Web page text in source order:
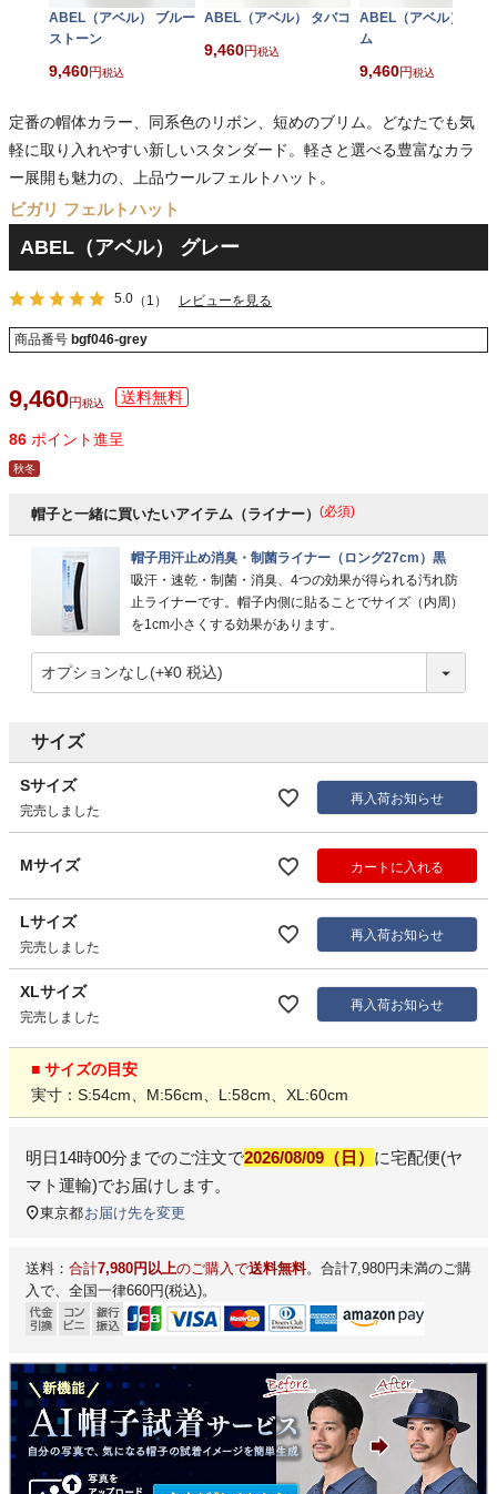
ABEL（アベル） ブルー
ストーン
9,460 税込
ABEL（アベル） タバコ
9,460 税込
ABEL（アベル） クリ
ム
9,460 税込
定番の帽体カラー、同系色のリボン、短めのブリム。どなたでも気
軽に取り入れやすい新しいスタンダード。軽さと選べる豊富なカラ
ー展開も魅力の、上品ウールフェルトハット。
ビガリ フェルトハット
ABEL（アベル） グレー
5.0 （1） レビューを見る
商品番号 bgf046-grey
9,460 税込
86 ポイント進呈
秋冬
帽子と一緒に買いたいアイテム（ライナー） (必須)
帽子用汗止め消臭・制菌ライナー（ロング27cm）黒
吸汗・速乾・制菌・消臭、4つの効果が得られる汚れ防
止ライナーです。帽子内側に貼ることでサイズ（内周）
を1cm小さくする効果があります。
サイズ
Sサイズ
完売しました
再入荷お知らせ
Mサイズ カートに入れる
Lサイズ
完売しました
再入荷お知らせ
XLサイズ
完売しました
再入荷お知らせ
■ サイズの目安
実寸：S:54cm、M:56cm、L:58cm、XL:60cm
明日14時00分 までのご注文で2026/08/09（日） に宅配便(ヤ
マト運輸)でお届けします。
東京都お届け先を変更
送料： 合計7,980円以上のご購入で送料無料。合計7,980円未満のご購
入で、全国一律660円(税込)。